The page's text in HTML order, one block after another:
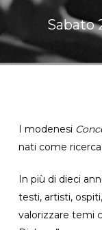
Sabato
I modenesi
nati come
In più di dieci
testi, artisti,
valorizzare temi